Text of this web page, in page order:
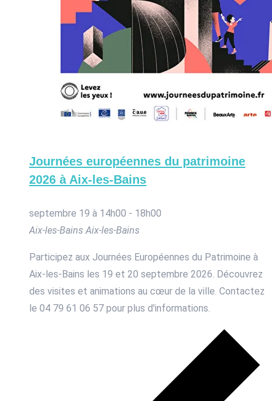
Journées européennes du patrimoine
2026 à Aix-les-Bains
septembre 19 à 14h00 - 18h00
Aix-les-BainsAix-les-Bains
Participez aux Journées Européennes du Patrimoine à
Aix-les-Bains les 19 et 20 septembre 2026. Découvrez
des visites et animations au cœur de la ville. Contactez
le 04 79 61 06 57 pour plus d'informations.